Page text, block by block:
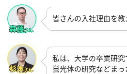
皆さんの入社理由を教
私は、大学の卒業研
蛍光体の研究などま